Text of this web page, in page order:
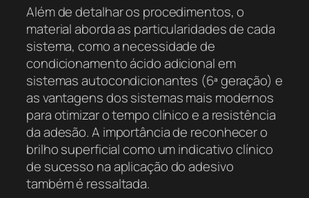
Além de detalhar os procedimentos, o
material aborda as particularidades de cada
sistema, como a necessidade de
condicionamento ácido adicional em
sistemas autocondicionantes (6ª geração) e
as vantagens dos sistemas mais modernos
para otimizar o tempo clínico e a resistência
da adesão. A importância de reconhecer o
brilho superficial como um indicativo clínico
de sucesso na aplicação do adesivo
também é ressaltada.